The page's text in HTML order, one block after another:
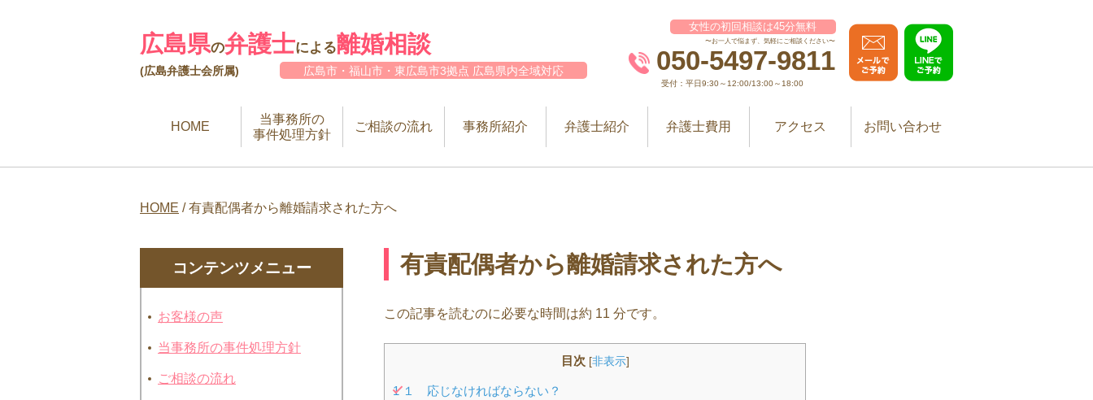
広島県の弁護士による離婚相談
(広島弁護士会所属) 広島市・福山市・東広島市3拠点 広島県内全域対応
女性の初回相談は45分無料
〜お一人で悩まず、気軽にご相談ください〜
050-5497-9811
受付：平日9:30～12:00/13:00～18:00
HOME
当事務所の
事件処理方針
ご相談の流れ 事務所紹介 弁護士紹介 弁護士費用 アクセス お問い合わせ
HOME / 有責配偶者から離婚請求された方へ
コンテンツメニュー
お客様の声
当事務所の事件処理方針
ご相談の流れ
有責配偶者から離婚請求された方へ
この記事を読むのに必要な時間は約 11 分です。
目次 [非表示]
1１ 応じなければならない？